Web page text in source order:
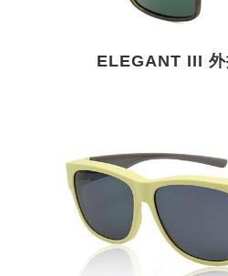
ELEGANT III